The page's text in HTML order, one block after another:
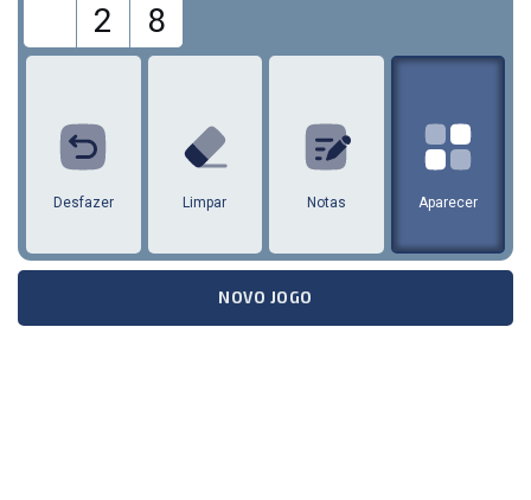
2
8
Desfazer Limpar Notas Aparecer
NOVO JOGO